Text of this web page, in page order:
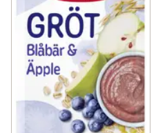
Barntillbehör (57)
✓ Nappar & Nappflaskor (9)
✓ Leksaker baby & barn (1)
✓ Grötklämmisar (24)